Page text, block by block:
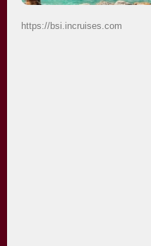
https://bsi.incruises.com